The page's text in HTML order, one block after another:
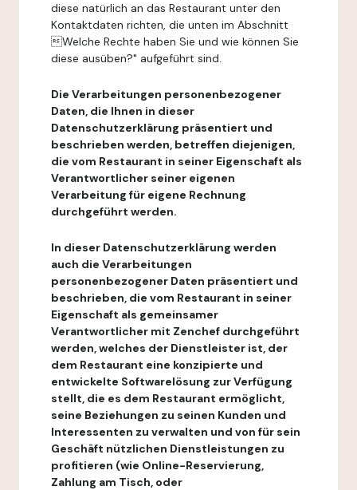
diese natürlich an das Restaurant unter den
Kontaktdaten richten, die unten im Abschnitt
Welche Rechte haben Sie und wie können Sie
diese ausüben?" aufgeführt sind.
Die Verarbeitungen personenbezogener
Daten, die Ihnen in dieser
Datenschutzerklärung präsentiert und
beschrieben werden, betreffen diejenigen,
die vom Restaurant in seiner Eigenschaft als
Verantwortlicher seiner eigenen
Verarbeitung für eigene Rechnung
durchgeführt werden.
In dieser Datenschutzerklärung werden
auch die Verarbeitungen
personenbezogener Daten präsentiert und
beschrieben, die vom Restaurant in seiner
Eigenschaft als gemeinsamer
Verantwortlicher mit Zenchef durchgeführt
werden, welches der Dienstleister ist, der
dem Restaurant eine konzipierte und
entwickelte Softwarelösung zur Verfügung
stellt, die es dem Restaurant ermöglicht,
seine Beziehungen zu seinen Kunden und
Interessenten zu verwalten und von für sein
Geschäft nützlichen Dienstleistungen zu
profitieren (wie Online-Reservierung,
Zahlung am Tisch, oder